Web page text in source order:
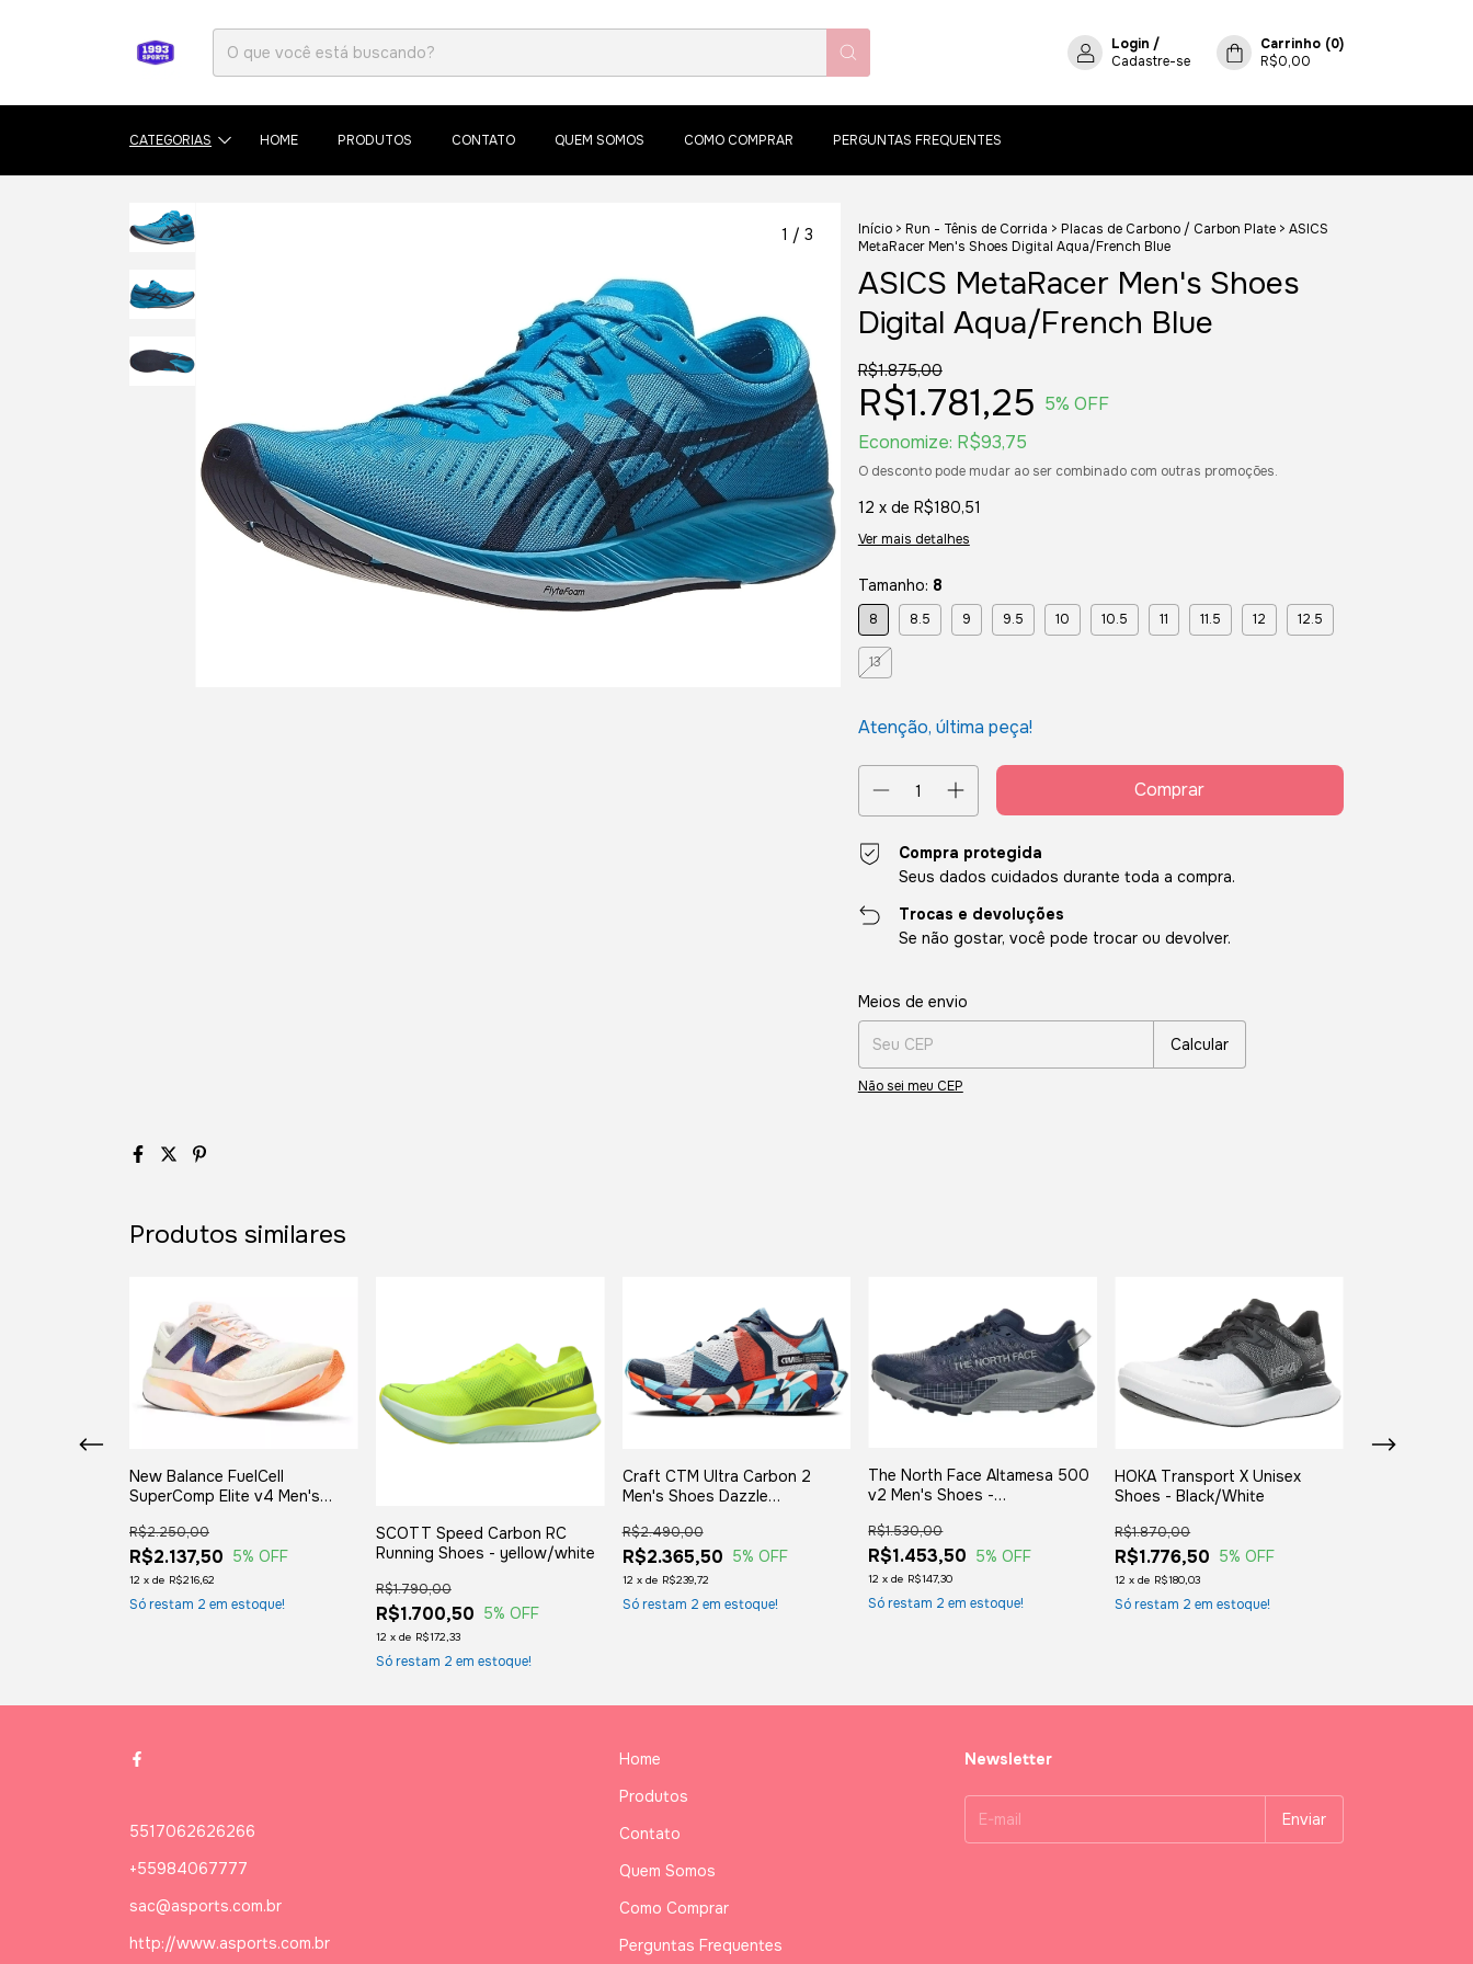
Login /
Cadastre-se
Carrinho (0)
R$0,00
CATEGORIAS HOME PRODUTOS CONTATO QUEM SOMOS COMO COMPRAR PERGUNTAS FREQUENTES
1 / 3 Início > Run - Tênis de Corrida > Placas de Carbono / Carbon Plate > ASICS
MetaRacer Men's Shoes Digital Aqua/French Blue
ASICS MetaRacer Men's Shoes
Digital Aqua/French Blue
R$1.875,00
R$1.781,25 5% OFF
Economize: R$93,75
O desconto pode mudar ao ser combinado com outras promoções.
12 x de R$180,51
Ver mais detalhes
Tamanho: 8
8 8.5 9 9.5 10 10.5 11 11.5 12 12.5
13
Atenção, última peça!
Compra protegida
Seus dados cuidados durante toda a compra.
Trocas e devoluções
Se não gostar, você pode trocar ou devolver.
Entregas para o CEP:
Meios de envio
Calcular
Não sei meu CEP
Produtos similares
New Balance FuelCell
SuperComp Elite v4 Men's
R$2.137,50
R$2.250,00
5% OFF
12 x de R$216,62
Só restam 2 em estoque!
SCOTT Speed Carbon RC
Running Shoes - yellow/white
R$1.700,50
R$1.790,00
5% OFF
12 x de R$172,33
Só restam 2 em estoque!
Craft CTM Ultra Carbon 2
Men's Shoes Dazzle
R$2.365,50
R$2.490,00
5% OFF
12 x de R$239,72
Só restam 2 em estoque!
The North Face Altamesa 500
v2 Men's Shoes -
R$1.453,50
R$1.530,00
5% OFF
12 xde R$147,30
Só restam 2 em estoque!
HOKA Transport X Unisex
Shoes - Black/White
R$1.776,50
R$1.870,00
5% OFF
12 xde R$180,03
Só restam 2 em estoque!
5517062626266
+55984067777
sac@asports.com.br
http://www.asports.com.br
Home
Produtos
Contato
Quem Somos
Como Comprar
Perguntas Frequentes
Newsletter